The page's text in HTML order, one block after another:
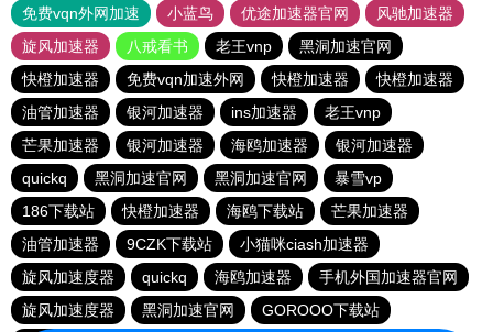
免费vqn外网加速
小蓝鸟 优途加速器官网
风驰加速器
旋风加速器
八戒看书 老王vnp
黑洞加速官网
快橙加速器
免费vqn加速外网 快橙加速器
快橙加速器
油管加速器
银河加速器 ins加速器
老王vnp
芒果加速器
银河加速器 海鸥加速器
银河加速器
quickq
黑洞加速官网 黑洞加速官网
暴雪vp
186下载站
快橙加速器 海鸥下载站
芒果加速器
油管加速器
9CZK下载站
小猫咪ciash加速器
旋风加速度器
quickq 海鸥加速器
手机外国加速器官网
旋风加速度器
黑洞加速官网 GOROOO下载站